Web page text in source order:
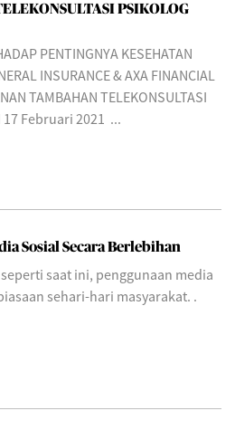
PSIKOLOG
PENTINGNYA KESEHATAN
INSURANCE & AXA FINANCIAL
TAMBAHAN TELEKONSULTASI
17 Februari 2021 ...
Sosial Secara Berlebihan
saat ini, penggunaan media
sehari-hari masyarakat. .